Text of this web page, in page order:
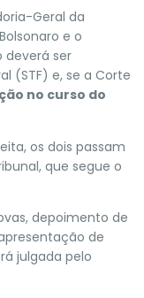
Geral da
e o
deverá ser
(STF) e, se a Corte
no curso do
os dois passam
que segue o
depoimento de
de
julgada pelo